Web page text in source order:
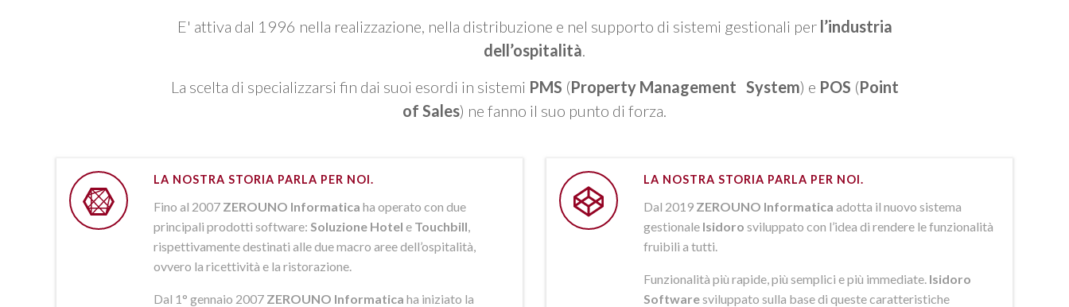
E' attiva dal 1996 nella realizzazione, nella distribuzione e nel supporto di sistemi gestionali per l’industria
dell’ospitalità
La scelta di specializzarsi fin dai suoi esordi in sistemi PMS (Property Management System) e POS (Point
of Sales) ne fanno il suo punto di forza.
LA NOSTRA STORIA PARLA PER NOI.
Fino al 2007 ZEROUNO Informatica ha operato con due
principali prodotti software: Soluzione Hotel e Touchbill
rispettivamente destinati alle due macro aree dell’ospitalità,
ovvero la ricettività e la ristorazione.
Dal 1° gennaio 2007 ZEROUNO Informatica ha iniziato la
LA NOSTRA STORIA PARLA PER NOI.
Dal 2019 ZEROUNO Informatica adotta il nuovo sistema
gestionale Isidoro sviluppato con l’idea di rendere le funzionalità
fruibili a tutti.
Funzionalità più rapide, più semplici e più immediate. Isidoro
Softwaresviluppato sulla base di queste caratteristiche